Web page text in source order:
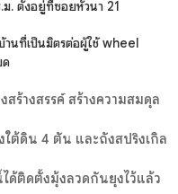
. ตั้งอยู่ที่ซอยหัวนา 21
านที่เป็นมิตรต่อผู้ใช้ wheel
ด
ร้างสรรค์ สร้างความสมดุล
ใต้ดิน 4 ตัน และถังสปริงเกิล
ด้ติดตั้งมุ้งลวดกันยุงไว้แล้ว